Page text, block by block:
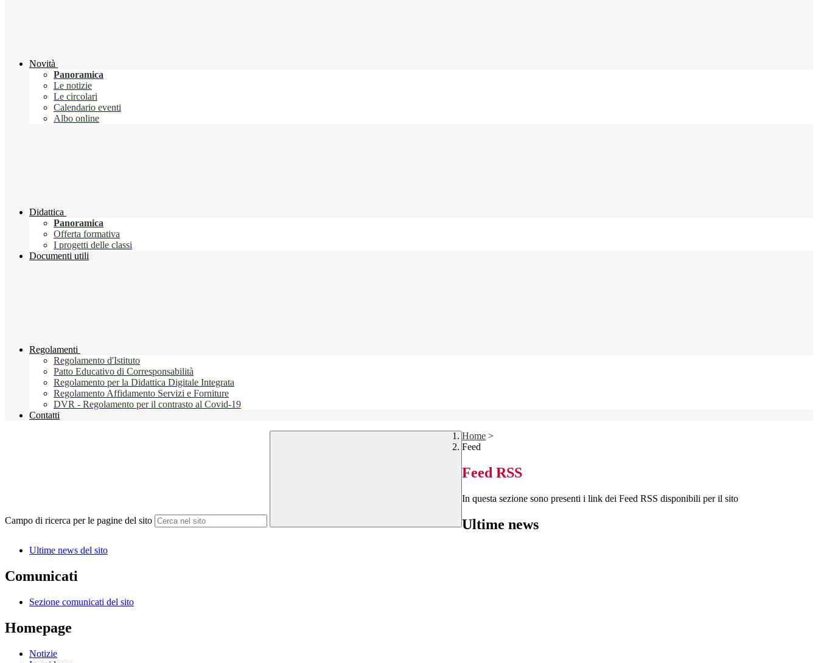
Novità
Panoramica
Le notizie
Le circolari
Calendario eventi
Albo online
Didattica
Panoramica
Offerta formativa
I progetti delle classi
Documenti utili
Regolamenti
Regolamento d'Istituto
Patto Educativo di Corresponsabilità
Regolamento per la Didattica Digitale Integrata
Regolamento Affidamento Servizi e Forniture
DVR - Regolamento per il contrasto al Covid-19
Contatti
Campo di ricerca per le pagine del sito
Home >
Feed
Feed RSS
In questa sezione sono presenti i link dei Feed RSS disponibili per il sito
Ultime news
Ultime news del sito
Comunicati
Sezione comunicati del sito
Homepage
Notizie